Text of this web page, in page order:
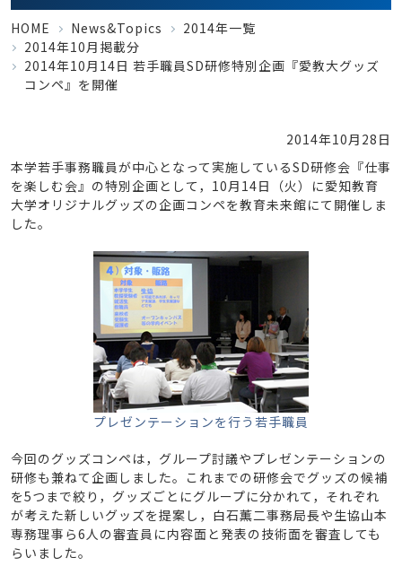
HOME News&Topics
2014年一覧
2014年10月掲載分
2014年10月14日 若手職員SD研修特別企画『愛教大グッズ
コンペ』を開催
2014年10月28日
本学若手事務職員が中心となって実施しているSD研修会『仕事
を楽しむ会』の特別企画として，10月14日（火）に愛知教育
大学オリジナルグッズの企画コンペを教育未来館にて開催しま
した。
プレゼンテーションを行う若手職員
今回のグッズコンペは，グループ討議やプレゼンテーションの
研修も兼ねて企画しました。これまでの研修会でグッズの候補
を5つまで絞り，グッズごとにグループに分かれて，それぞれ
が考えた新しいグッズを提案し，白石薫二事務局長や生協山本
専務理事ら6人の審査員に内容面と発表の技術面を審査しても
らいました。